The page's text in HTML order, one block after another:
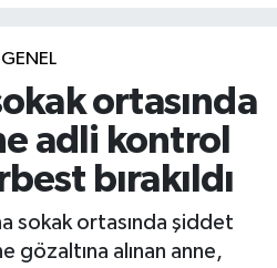
GENEL
ortasında
adli kontrol
bırakıldı
sokak ortasında şiddet
gözaltına alınan anne,